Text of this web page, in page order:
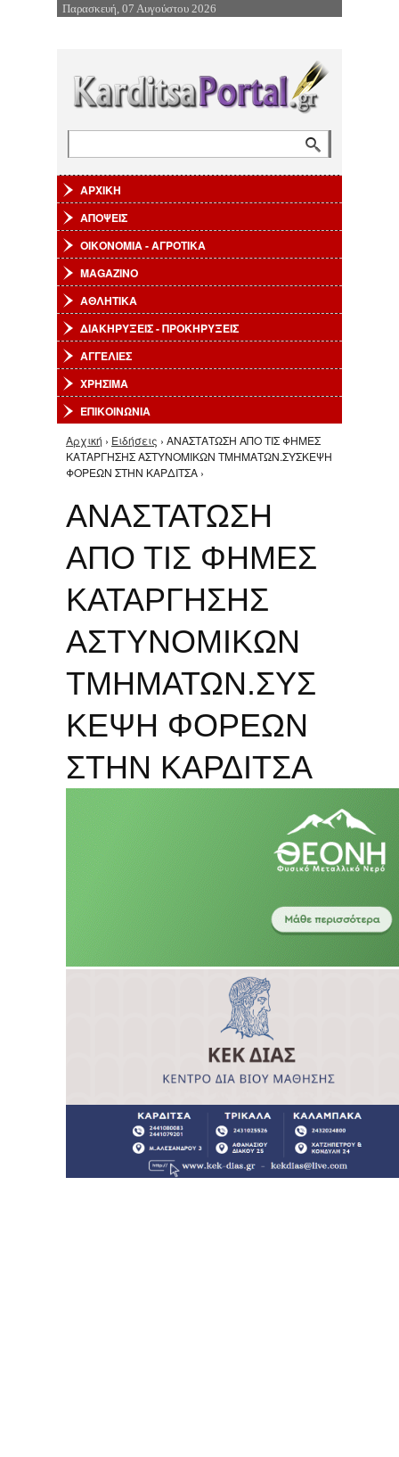
Επιστροφή στην Πλοήγηση
Παρασκευή, 07 Αυγούστου 2026
ΑΡΧΙΚΗ
ΑΠΟΨΕΙΣ
ΟΙΚΟΝΟΜΙΑ - ΑΓΡΟΤΙΚΑ
MAGAZINO
ΑΘΛΗΤΙΚΑ
ΔΙΑΚΗΡΥΞΕΙΣ - ΠΡΟΚΗΡΥΞΕΙΣ
ΑΓΓΕΛΙΕΣ
ΧΡΗΣΙΜΑ
ΕΠΙΚΟΙΝΩΝΙΑ
Είστε εδώ
Αρχική › Ειδήσεις › ΑΝΑΣΤΑΤΩΣΗ ΑΠΟ ΤΙΣ ΦΗΜΕΣ
ΚΑΤΑΡΓΗΣΗΣ ΑΣΤΥΝΟΜΙΚΩΝ ΤΜΗΜΑΤΩΝ.ΣΥΣΚΕΨΗ
ΦΟΡΕΩΝ ΣΤΗΝ ΚΑΡΔΙΤΣΑ ›
ΑΝΑΣΤΑΤΩΣΗ
ΑΠΟ ΤΙΣ ΦΗΜΕΣ
ΚΑΤΑΡΓΗΣΗΣ
ΑΣΤΥΝΟΜΙΚΩΝ
ΤΜΗΜΑΤΩΝ.ΣΥΣ
ΚΕΨΗ ΦΟΡΕΩΝ
ΣΤΗΝ ΚΑΡΔΙΤΣΑ